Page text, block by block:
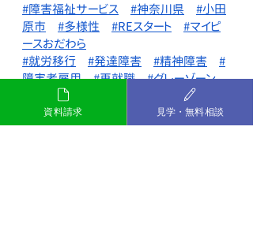
#障害福祉サービス #神奈川県
#小田
原市
#多様性 #REスタート
#マイピ
ースおだわら
#就労移行
#発達障害 #精神障害
#
障害者雇用
#再就職
#グレーゾーン
#就職活動
#小田原
#スキル #プログラム
#PC
講座
#就労移行支援事業所
資料請求 見学・無料相談